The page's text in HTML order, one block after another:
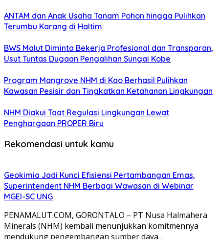
ANTAM dan Anak Usaha Tanam Pohon hingga Pulihkan
Terumbu Karang di Haltim
BWS Malut Diminta Bekerja Profesional dan Transparan,
Usut Tuntas Dugaan Pengalihan Sungai Kobe
Program Mangrove NHM di Kao Berhasil Pulihkan
Kawasan Pesisir dan Tingkatkan Ketahanan Lingkungan
NHM Diakui Taat Regulasi Lingkungan Lewat
Penghargaan PROPER Biru
Rekomendasi untuk kamu
Geokimia Jadi Kunci Efisiensi Pertambangan Emas,
Superintendent NHM Berbagi Wawasan di Webinar
MGEI-SC UNG
PENAMALUT.COM, GORONTALO – PT Nusa Halmahera
Minerals (NHM) kembali menunjukkan komitmennya
mendukung pengembangan sumber daya…